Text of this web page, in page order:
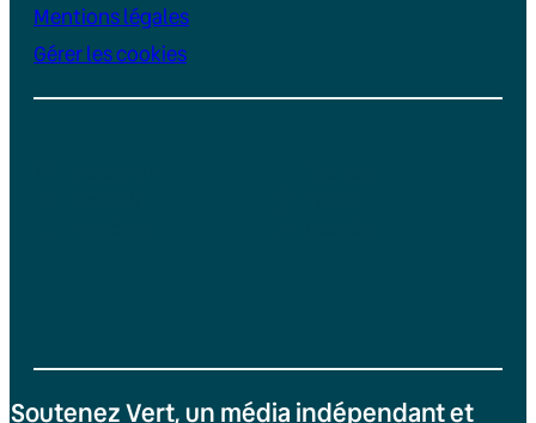
Mentions légales
Gérer les cookies
Soutenez Vert, un média indépendant et